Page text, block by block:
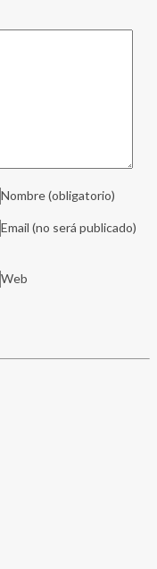
Nombre(obligatorio)
Email (no será publicado)
Web